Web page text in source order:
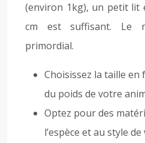
(environ 1kg), un petit lit
cm est suffisant. Le
primordial.
Choisissez la taille
du poids de votre
Optez pour des
l’espèce et au style